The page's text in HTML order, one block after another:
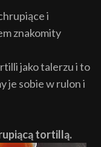
i
znakomity
jako talerzu i to
je sobie w rulon i
tortillą.